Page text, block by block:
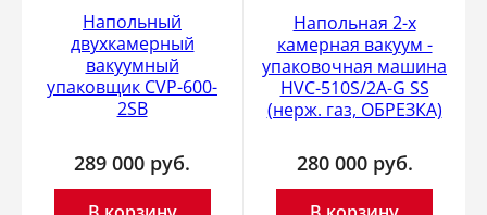
Напольный
двухкамерный
вакуумный
упаковщик CVP-600-
2SB
289 000 руб.
Напольная 2-x
камерная вакуум -
упаковочная машина
HVC-510S/2A-G SS
(нерж. газ, ОБРЕЗКА)
280 000 руб.